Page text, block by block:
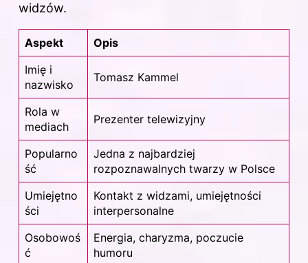
widzów.
Aspekt
Opis
Imię i
nazwisko
Tomasz Kammel
Rola w
mediach
Prezenter telewizyjny
Popularno
ść
Jedna z najbardziej
rozpoznawalnych twarzy w Polsce
Umiejętno
ści
Kontakt z widzami, umiejętności
interpersonalne
Osobowoś
ć
Energia, charyzma, poczucie
humoru